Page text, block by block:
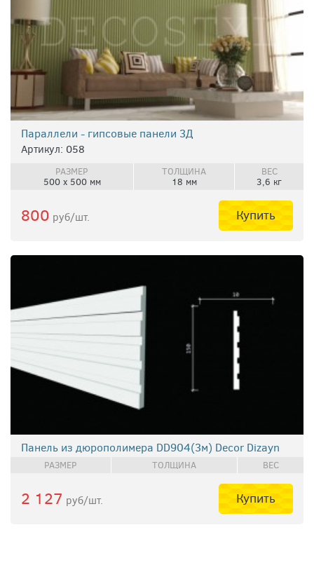
Параллели - гипсовые панели 3Д
Артикул: 058
РАЗМЕР
500 х 500 мм
ТОЛЩИНА
18 мм
ВЕС
3,6 кг
800 руб/шт. Купить
Панель из дюрополимера DD904(3м) Decor Dizayn
РАЗМЕР ТОЛЩИНА ВЕС
2 127 руб/шт. Купить